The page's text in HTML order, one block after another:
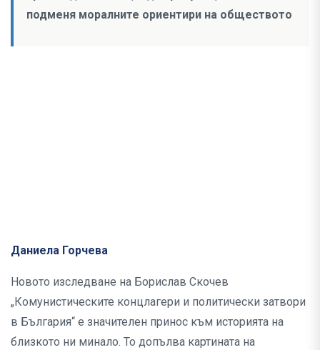
подменя моралните ориентири на обществото
Даниела Горчева
Новото изследване на Борислав Скочев
„Комунистическите концлагери и политически затвори
в България“ е значителен принос към историята на
близкото ни минало. То допълва картината на